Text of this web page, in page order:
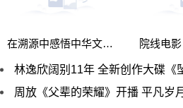
在溯源中感悟中华文明 《博物馆之城（第二季）》中华文明探源季创作研讨会在京举行
林逸欣阔别11年 全新创作大碟《坠
周放《父辈的荣耀》开播 平凡岁